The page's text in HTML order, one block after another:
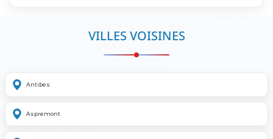
VILLES VOISINES
Antibes
Aspremont